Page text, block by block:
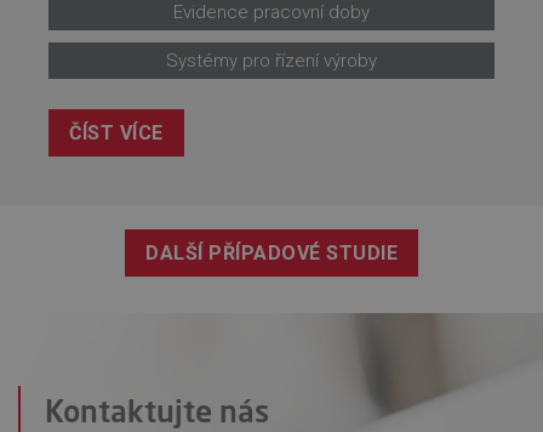
Evidence pracovní doby
Systémy pro řízení výroby
ČÍST VÍCE
DALŠÍ PŘÍPADOVÉ STUDIE
Kontaktujte nás